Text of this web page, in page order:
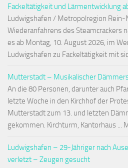
Fackeltätigkeit und Lärmentwicklung
Ludwigshafen / Metropolregion Rein-
Wiederanfahrens des Steamcrackers
es ab Montag, 10. August 2026, im
Ludwigshafen zu Fackeltätigkeit mit
Mutterstadt – Musikalischer
An die 80 Personen, darunter auch
letzte Woche in den Kirchhof der
Mutterstadt zum 13. und letzten
gekommen. Kirchturm, Kantorhaus ...
Ludwigshafen – 29-Jähriger nach
verletzt – Zeugen gesucht